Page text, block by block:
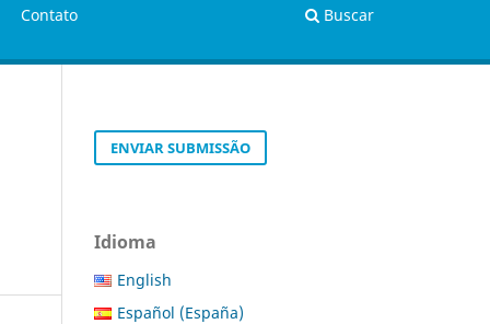
Contato Buscar
ENVIAR SUBMISSÃO
Idioma
English
Español (España)